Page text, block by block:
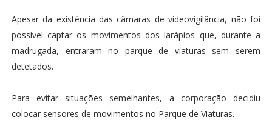
Apesar da existência das câmaras de videovigilância, não foi
possível captar os movimentos dos larápios que, durante a
madrugada, entraram no parque de viaturas sem serem
detetados.
Para evitar situações semelhantes, a corporação decidiu
colocar sensores de movimentos no Parque de Viaturas.